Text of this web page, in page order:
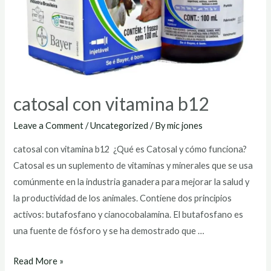
catosal con vitamina b12
Leave a Comment /Uncategorized / Bymic jones
catosal con vitamina b12 ¿Qué es Catosal y cómo funciona?
Catosal es un suplemento de vitaminas y minerales que se usa
comúnmente en la industria ganadera para mejorar la salud y
la productividad de los animales. Contiene dos principios
activos: butafosfano y cianocobalamina. El butafosfano es
una fuente de fósforo y se ha demostrado que …
catosal
Read More »